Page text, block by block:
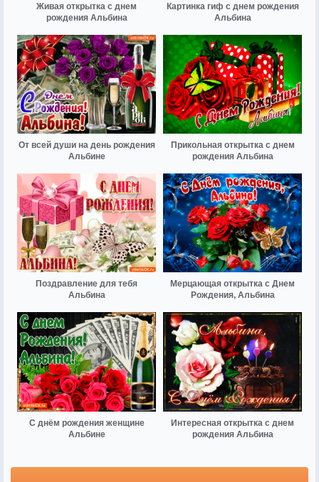
Живая открытка с днем
рождения Альбина
Картинка гиф с днем рождения
Альбина
От всей души на день рождения
Альбине
Прикольная открытка с днем
рождения Альбина
Поздравление для тебя
Альбина
Мерцающая открытка с Днем
Рождения, Альбина
С днём рождения женщине
Альбине
Интересная открытка с днем
рождения Альбина